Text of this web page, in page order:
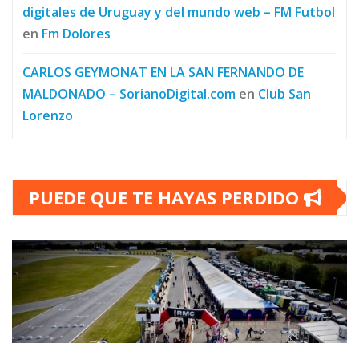
digitales de Uruguay y del mundo web – FM Futbol
en Fm Dolores
CARLOS GEYMONAT EN LA SAN FERNANDO DE
MALDONADO – SorianoDigital.com en Club San
Lorenzo
PUEDE QUE TE HAYAS PERDIDO